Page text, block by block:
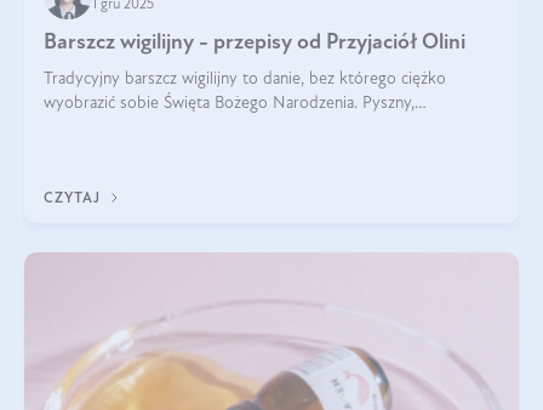
1 gru 2025
Barszcz wigilijny - przepisy od Przyjaciół Olini
Tradycyjny barszcz wigilijny to danie, bez którego ciężko
wyobrazić sobie Święta Bożego Narodzenia. Pyszny,
CZYTAJ